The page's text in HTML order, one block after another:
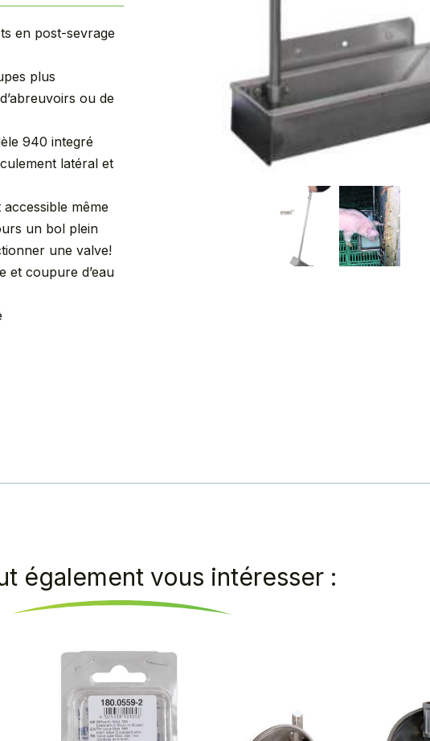
en post-sevrage
plus
ou de
940 integré
latéral et
même
un bol plein
une valve!
et coupure d’eau
également vous intéresser :